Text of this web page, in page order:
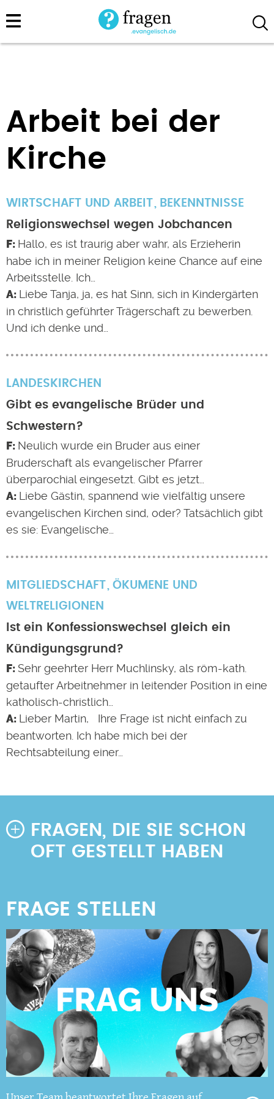
Direkt
zum
Arbeit bei der
Kirche
WIRTSCHAFT UND ARBEIT
BEKENNTNISSE
Religionswechsel wegen Jobchancen
Hallo, es ist traurig aber wahr, als Erzieherin
habe ich in meiner Religion keine Chance auf eine
Arbeitsstelle. Ich…
Liebe Tanja, ja, es hat Sinn, sich in Kindergärten
in christlich geführter Trägerschaft zu bewerben.
Und ich denke und…
LANDESKIRCHEN
Gibt es evangelische Brüder und
Schwestern?
Neulich wurde ein Bruder aus einer
Bruderschaft als evangelischer Pfarrer
überparochial eingesetzt. Gibt es jetzt…
Liebe Gästin, spannend wie vielfältig unsere
evangelischen Kirchen sind, oder? Tatsächlich gibt
es sie: Evangelische…
MITGLIEDSCHAFT ÖKUMENE UND
WELTRELIGIONEN
Ist ein Konfessionswechsel gleich ein
Kündigungsgrund?
Sehr geehrter Herr Muchlinsky, als röm-kath.
getaufter Arbeitnehmer in leitender Position in eine
katholisch-christlich…
Lieber Martin, Ihre Frage ist nicht einfach zu
beantworten. Ich habe mich bei der
Rechtsabteilung einer…
FRAGEN, DIE SIE SCHON
OFT GESTELLT HABEN